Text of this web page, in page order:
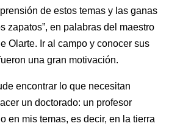
de estos temas y las ganas
zapatos”, en palabras del maestro
Olarte. Ir al campo y conocer sus
una gran motivación.
encontrar lo que necesitan
un doctorado: un profesor
en mis temas, es decir, en la tierra